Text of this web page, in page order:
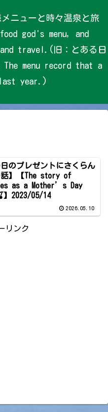
ニューと時々温泉と旅
god's menu, and
travel.(旧：とある日
The menu record that a
last year.)
日のプレゼントにさくらん
話】【The story of
as a Mother’s Day
2023/05/14
2026.05.10
リンク